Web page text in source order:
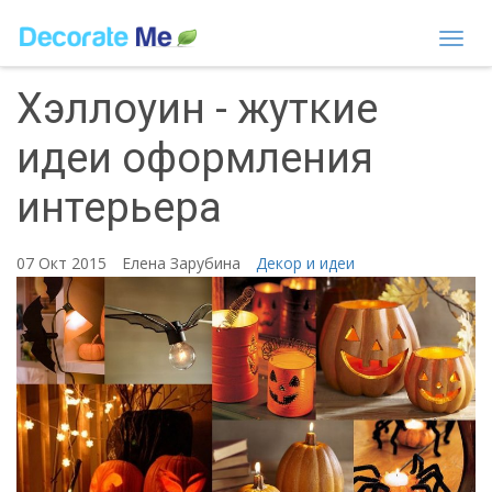
Хэллоуин - жуткие
идеи оформления
интерьера
07 Окт 2015 Елена Зарубина Декор и идеи